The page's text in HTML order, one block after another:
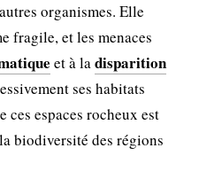
organismes. Elle
fragile, et les menaces
et à ladisparition
ses habitats
ces espaces rocheux est
biodiversité des régions